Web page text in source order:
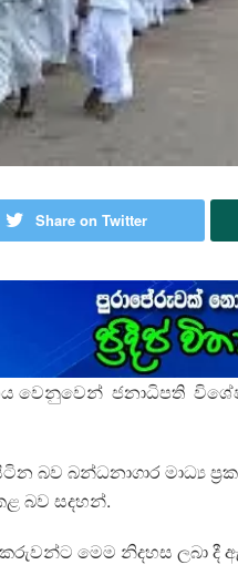
Share on Twitter
වෙනුවෙන් ජනාධිපති
බව බන්ධනාගාර මාධ්‍ය
බව සදහන්.
මෙම නිදහස ලබා දී